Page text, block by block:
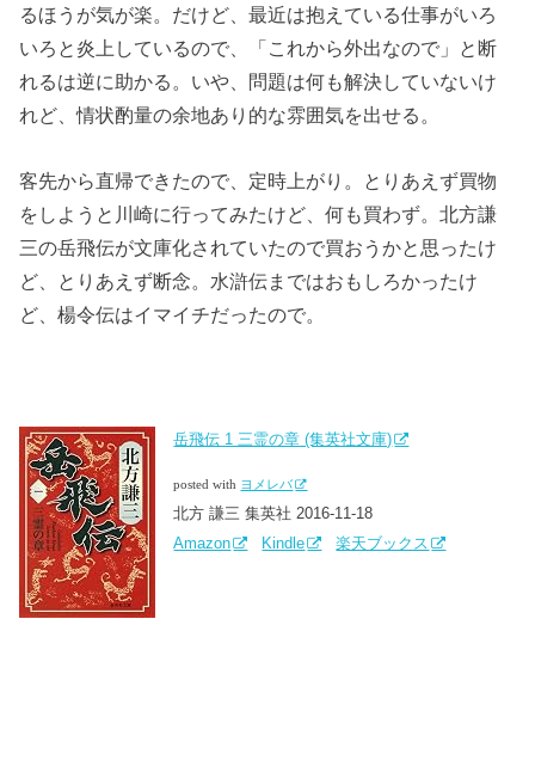
るほうが気が楽。だけど、最近は抱えている仕事がいろ
いろと炎上しているので、「これから外出なので」と断
れるは逆に助かる。いや、問題は何も解決していないけ
れど、情状酌量の余地あり的な雰囲気を出せる。
客先から直帰できたので、定時上がり。とりあえず買物
をしようと川崎に行ってみたけど、何も買わず。北方謙
三の岳飛伝が文庫化されていたので買おうかと思ったけ
ど、とりあえず断念。水滸伝まではおもしろかったけ
ど、楊令伝はイマイチだったので。
岳飛伝 1 三霊の章 (集英社文庫)
posted with ヨメレバ
北方 謙三 集英社 2016-11-18
Amazon
Kindle 楽天ブックス